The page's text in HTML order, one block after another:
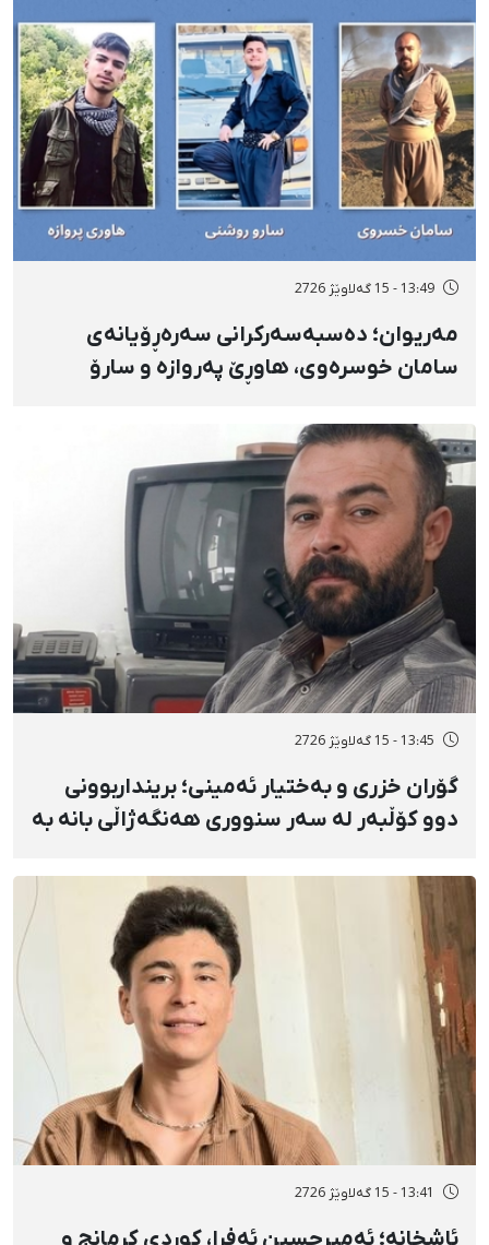
13:49 - 15 گەلاوێژ 2726
مەریوان؛ دەسبەسەرکرانی سەرەڕۆیانەی
سامان خوسرەوی، هاوڕێ پەروازە و سارۆ
گواستنەوەیان بۆ شوێنێکی نادیار
13:45 - 15 گەلاوێژ 2726
گۆران خزری و بەختیار ئەمینی؛ برینداربوونی
دوو کۆڵبەر لە سەر سنووری هەنگەژاڵی بانه بە
تەقینەوەی مین
13:41 - 15 گەلاوێژ 2726
ئاشخانە؛ ئەمیرحسین ئەفرا، کوردی کرمانج و